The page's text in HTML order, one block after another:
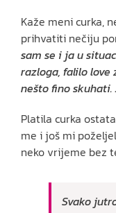
Kaže meni curka,
prihvatiti nečiju
sam se i ja u
razloga, falilo love
nešto fino
Platila curka
me i još mi
neko vrijeme bez
Svako